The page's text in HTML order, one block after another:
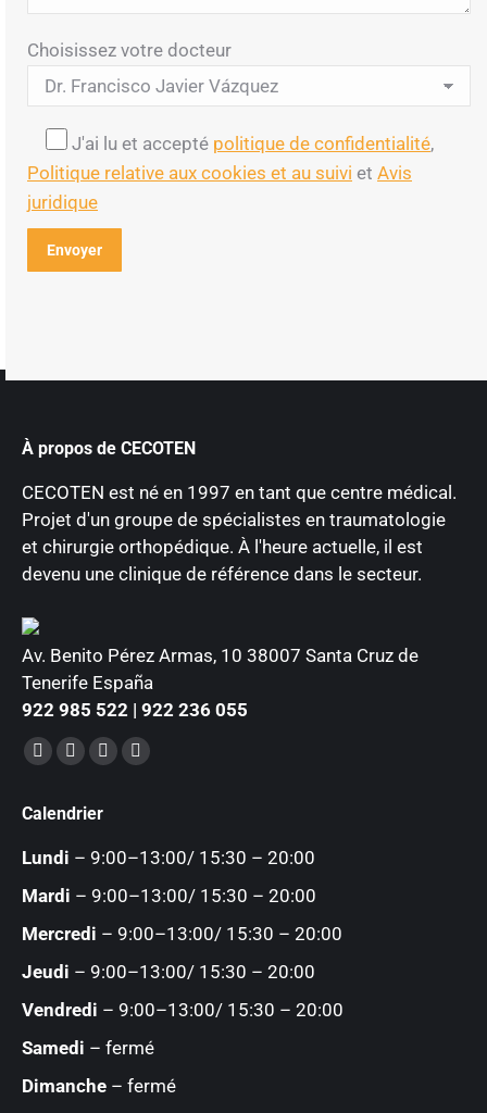
Choisissez votre docteur
J'ai lu et accepté politique de confidentialité,
Politique relative aux cookies et au suivi et Avis
juridique
À propos de CECOTEN
CECOTEN est né en 1997 en tant que centre médical.
Projet d'un groupe de spécialistes en traumatologie
et chirurgie orthopédique. À l'heure actuelle, il est
devenu une clinique de référence dans le secteur.
Av. Benito Pérez Armas, 10 38007 Santa Cruz de
Tenerife España
922 985 522 | 922 236 055
Trouvez nous sur :
Facebook
opens
window
YouTube
opens
window
Instagram
opens
in
window
Mail
in
window
Calendrier
Lundi – 9:00–13:00/ 15:30 – 20:00
Mardi – 9:00–13:00/ 15:30 – 20:00
Mercredi – 9:00–13:00/ 15:30 – 20:00
Jeudi – 9:00–13:00/ 15:30 – 20:00
Vendredi – 9:00–13:00/ 15:30 – 20:00
Samedi – fermé
Dimanche – fermé